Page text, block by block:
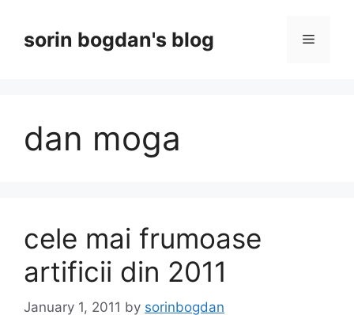
contentsorin bogdan's blog Menu
dan moga
cele mai frumoase
artificii din 2011
January 1, 2011 by sorinbogdan